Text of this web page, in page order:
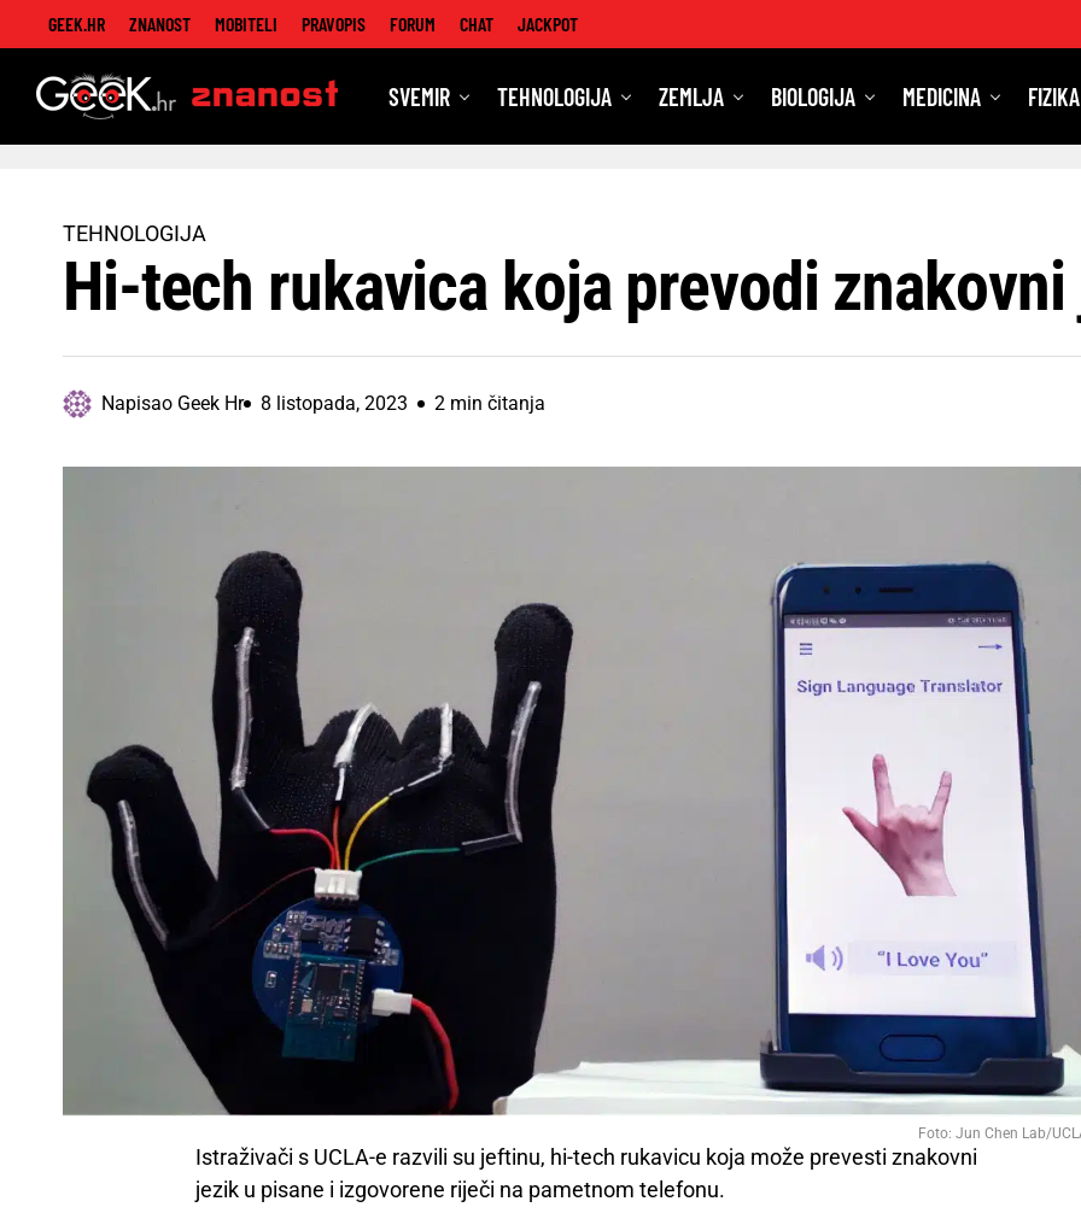
GEEK.HR ZNANOST MOBITELI PRAVOPIS FORUM CHAT JACKPOT
Znanost
SVEMIR TEHNOLOGIJA ZEMLJA BIOLOGIJA MEDICINA
TEHNOLOGIJA
Hi-tech rukavica koja prevodi
Napisao Geek Hr 8 listopada, 2023 2 min čitanja
Foto: Jun Chen Lab/
Istraživači s UCLA-e razvili su jeftinu, hi-tech rukavicu koja može prevesti znakovni
jezik u pisane i izgovorene riječi na pametnom telefonu.